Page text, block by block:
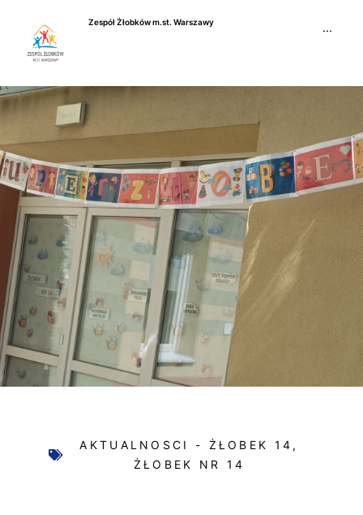
Zespół Żłobków m.st. Warszawy
···
AKTUALNOSCI - ŻŁOBEK 14 ,
ŻŁOBEK NR 14